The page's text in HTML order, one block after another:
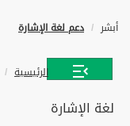
أبشر دعم لغة الإشارة
الرئيسية
لغة الإشارة